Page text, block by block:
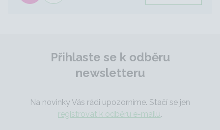
Přihlaste se k odběru
newsletteru
Na novinky Vás rádi upozorníme. Stačí se jen
registrovat k odběru e-mailu.